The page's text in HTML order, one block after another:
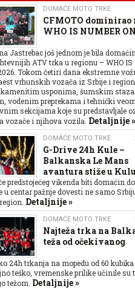
DOMAĆE MOTO TRKE
CFMOTO
WHO IS NUMBER
Jastrebac još jednom je bila
ATV trka u regionu – WHO IS
Tokom četiri dana ekstremne
vrhunskih vozača iz Srbije i
kamenitim usponima, šumskim
vodenim preprekama i tehnički
sekcijama koje su predstavljale
vozače i njihova vozila. Detaljnije »
DOMAĆE MOTO TRKE
G-Drive 24h Kule –
Balkanska Le Mans
avantura stiže u
predstojećeg vikenda biti domaćin
u centar pažnje dovesti ne samo
Detaljnije »
DOMAĆE MOTO TRKE
Najteža trka na
teža od očekivanog
24h trkanja na mopedu od 60
teško, vremenske prilike učinile su
težom. Detaljnije »